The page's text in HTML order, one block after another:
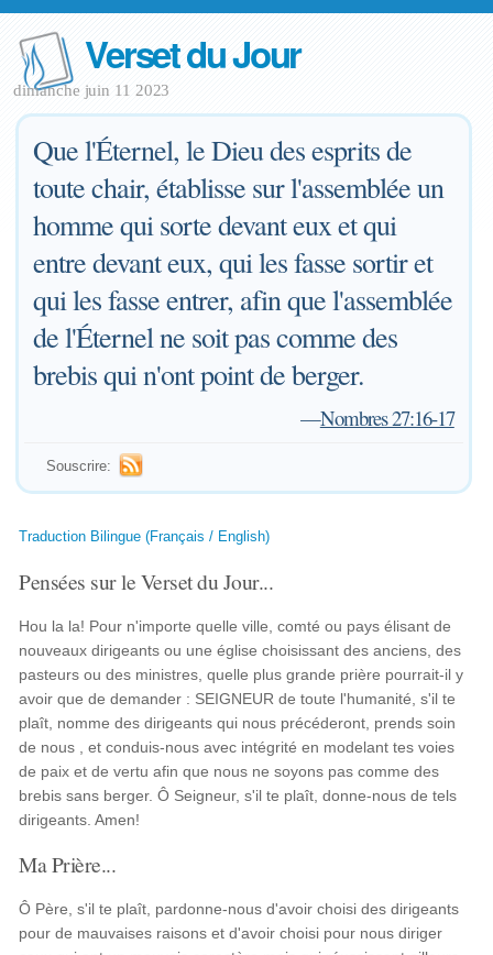
Verset du Jour
dimanche juin 11 2023
Que l'Éternel, le Dieu des esprits de
toute chair, établisse sur l'assemblée un
homme qui sorte devant eux et qui
entre devant eux, qui les fasse sortir et
qui les fasse entrer, afin que l'assemblée
de l'Éternel ne soit pas comme des
brebis qui n'ont point de berger.
—Nombres 27:16-17
Souscrire:
Traduction Bilingue (Français / English)
Pensées sur le Verset du Jour...
Hou la la! Pour n'importe quelle ville, comté ou pays élisant de
nouveaux dirigeants ou une église choisissant des anciens, des
pasteurs ou des ministres, quelle plus grande prière pourrait-il y
avoir que de demander : SEIGNEUR de toute l'humanité, s'il te
plaît, nomme des dirigeants qui nous précéderont, prends soin
de nous , et conduis-nous avec intégrité en modelant tes voies
de paix et de vertu afin que nous ne soyons pas comme des
brebis sans berger. Ô Seigneur, s'il te plaît, donne-nous de tels
dirigeants. Amen!
Ma Prière...
Ô Père, s'il te plaît, pardonne-nous d'avoir choisi des dirigeants
pour de mauvaises raisons et d'avoir choisi pour nous diriger